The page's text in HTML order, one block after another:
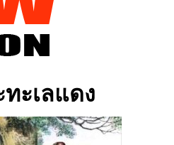
ะเลแดง